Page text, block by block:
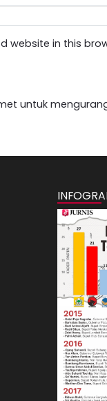
website in this
untuk